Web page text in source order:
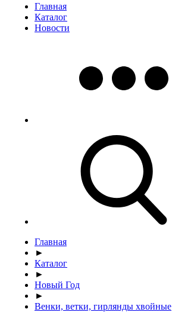
Главная
Каталог
Новости
Главная
►
Каталог
►
Новый Год
►
Венки, ветки, гирлянды хвойные